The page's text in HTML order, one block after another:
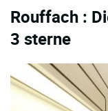
Rouffach :
3 sterne